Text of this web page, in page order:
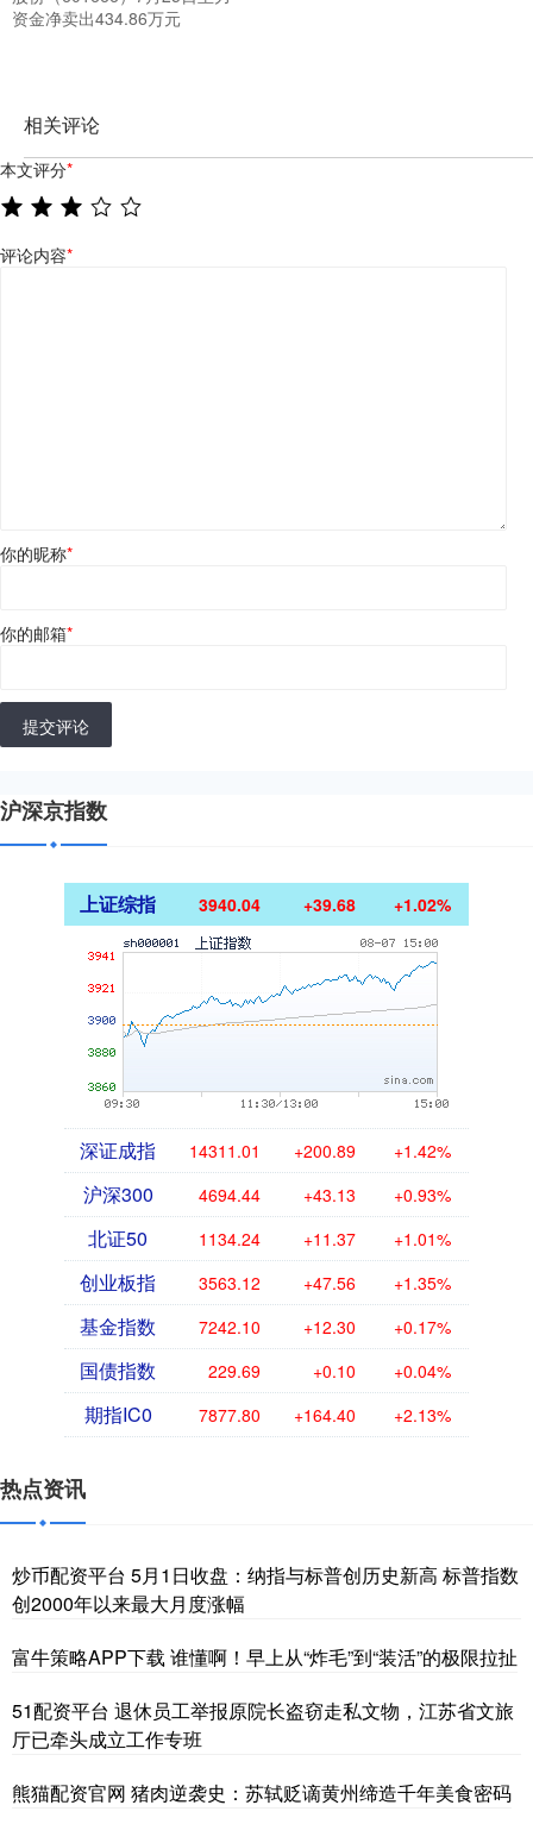
资金净卖出434.86万元
相关评论
本文评分*
评论内容*
你的昵称*
你的邮箱*
提交评论
沪深京指数
上证综指 3940.04 +39.68 +1.02%
深证成指 14311.01 +200.89 +1.42%
沪深300 4694.44 +43.13 +0.93%
北证50 1134.24 +11.37 +1.01%
创业板指 3563.12 +47.56 +1.35%
基金指数 7242.10 +12.30 +0.17%
国债指数 229.69 +0.10 +0.04%
期指IC0 7877.80 +164.40 +2.13%
热点资讯
炒币配资平台 5月1日收盘：纳指与标普创历史新高 标普指数
创2000年以来最大月度涨幅
富牛策略APP下载 谁懂啊！早上从“炸毛”到“装活”的极限拉扯
51配资平台 退休员工举报原院长盗窃走私文物，江苏省文旅
厅已牵头成立工作专班
熊猫配资官网 猪肉逆袭史：苏轼贬谪黄州缔造千年美食密码